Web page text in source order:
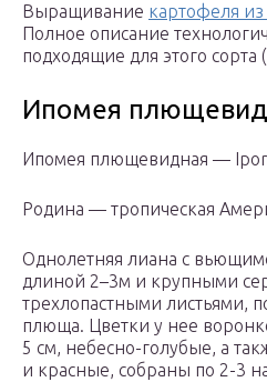
Выращивание картофеля из
Полное описание
подходящие для этого
Ипомея
Ипомея плющевидная —
Родина — тропическая
Однолетняя лиана с
длиной 2–3м и крупными
трехлопастными листьями,
плюща. Цветки у нее
5 см, небесно-голубые, а
и красные, собраны по 2-3